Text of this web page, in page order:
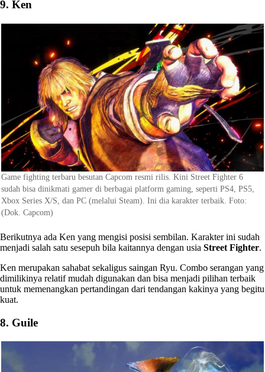
9. Ken
Game fighting terbaru besutan Capcom resmi rilis. Kini Street Fighter 6
sudah bisa dinikmati gamer di berbagai platform gaming, seperti PS4, PS5,
Xbox Series X/S, dan PC (melalui Steam). Ini dia karakter terbaik. Foto:
(Dok. Capcom)
Berikutnya ada Ken yang mengisi posisi sembilan. Karakter ini sudah
menjadi salah satu sesepuh bila kaitannya dengan usia Street Fighter.
Ken merupakan sahabat sekaligus saingan Ryu. Combo serangan yang
dimilikinya relatif mudah digunakan dan bisa menjadi pilihan terbaik
untuk memenangkan pertandingan dari tendangan kakinya yang begitu
kuat.
8. Guile